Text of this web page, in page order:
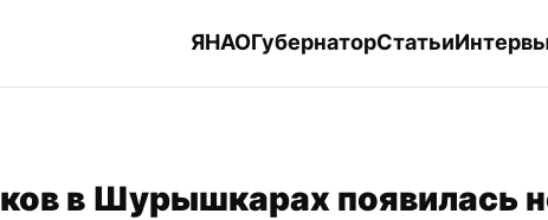
ЯНАОГубернаторСтатьи
в Шурышкарах появилась